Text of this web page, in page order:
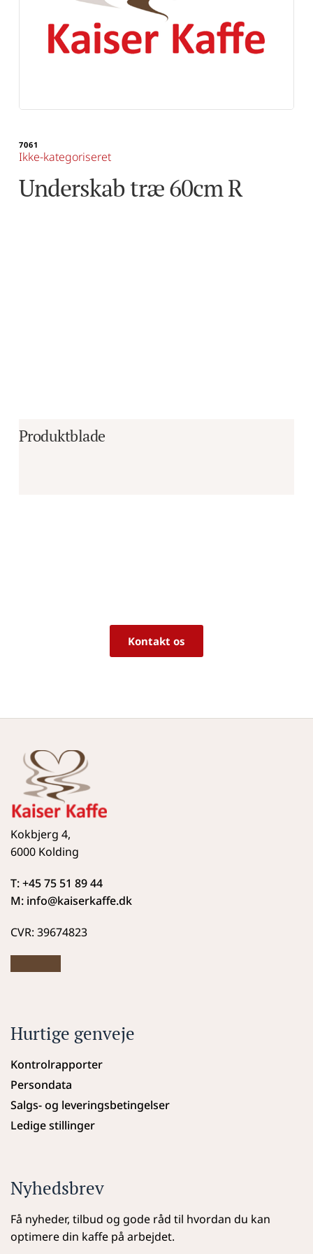
7061
Ikke-kategoriseret
Underskab træ 60cm R
Produktblade
Kontakt os
Kokbjerg 4,
6000 Kolding
T: +45 75 51 89 44
M: info@kaiserkaffe.dk
CVR: 39674823
Hurtige genveje
Kontrolrapporter
Persondata
Salgs- og leveringsbetingelser
Ledige stillinger
Nyhedsbrev
Få nyheder, tilbud og gode råd til hvordan du kan
optimere din kaffe på arbejdet.